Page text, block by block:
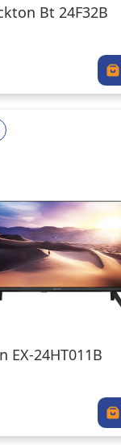
Bt 24F32B
EX-24HT011B